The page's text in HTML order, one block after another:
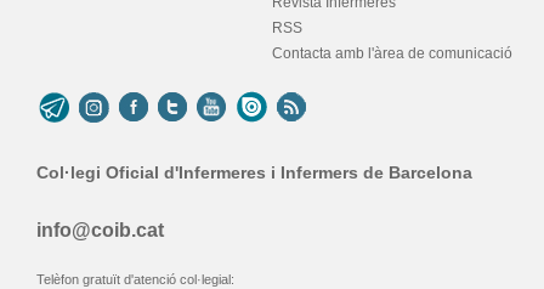
RSS
Contacta amb l'àrea de comunicació
Col·legi Oficial d'Infermeres i Infermers de Barcelona
info@coib.cat
Telèfon gratuït d'atenció col·legial: